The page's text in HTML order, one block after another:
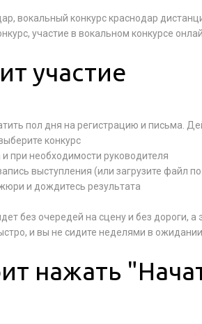
вокальный конкурс краснодар
участие в вокальном конкурсе
участие
пол дня на регистрацию и письма.
конкурс
при необходимости руководителя
выступления (или загрузите файл
и дождитесь результата
без очередей на сцену и без дороги,
и вы не сидите неделями в ожидании.
нажать